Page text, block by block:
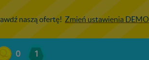
naszą ofertę! Zmień ustawienia DEMO
0 1